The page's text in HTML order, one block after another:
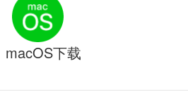
macOS下载